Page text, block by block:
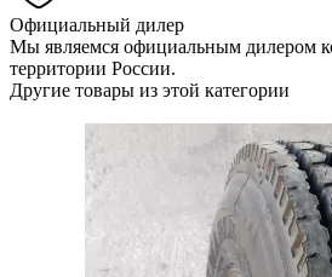
Официальный дилер
Мы являемся официальным дилером
территории России.
Другие товары из этой категории